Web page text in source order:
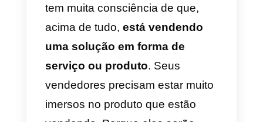
suporte ao clientee a satisfação
de suas necessidades. E nesse
sentido será sempre uma
empresa de serviços. Na medida
em que o processo de vendas é,